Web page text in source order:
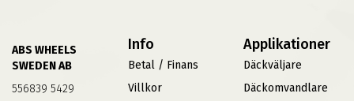
ABS WHEELS
SWEDEN AB
556839 5429
Info
Betal / Finans
Villkor
Applikationer
Däckväljare
Däckomvandlare